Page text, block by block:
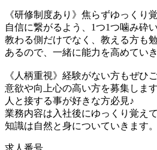
《研修制度あり》焦らずゆっくり
自信に繋がるよう、1つ1つ噛み砕
教わる側だけでなく、教える方も
あるので、一緒に能力を高めてい
《人柄重視》経験がない方もぜひ
意欲や向上心の高い方を募集します
人と接する事が好きな方必見♪
業務内容は入社後にゆっくり覚え
知識は自然と身についていきます。
求人番号